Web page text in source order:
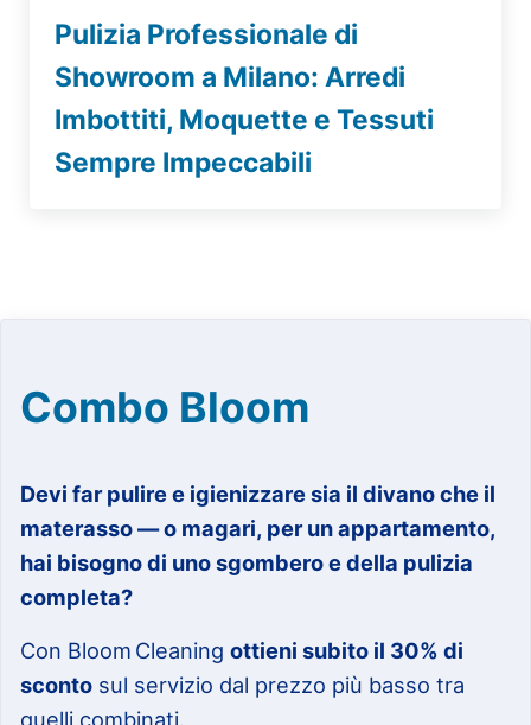
Pulizia Professionale di
Showroom a Milano: Arredi
Imbottiti, Moquette e Tessuti
Sempre Impeccabili
Combo Bloom
Devi far pulire e igienizzare sia il divano che il
materasso — o magari, per un appartamento,
hai bisogno di uno sgombero e della pulizia
completa?
Con Bloom Cleaningottieni subito il 30% di
sconto sul servizio dal prezzo più basso tra
quelli combinati.